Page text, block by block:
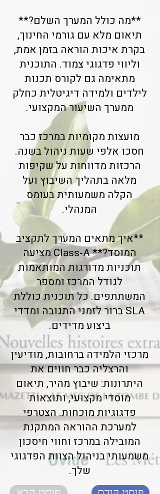
**מה כולל המערך השלם?**
תיאום מלא עם גורמי החינוך,
בקרת איכות הוראה בזמן אמת,
וליווי פדגוגי צמוד. התוכנית
מתאימה גם לקורס תכנות
לילדים ולמידה דיגיטלית כחלק
ממערך השיעור המקצועי.
מועצות מקומיות במרכז כבר
חסכו אלפי שעות ניהול בשנה.
הרכזות מדווחות על שקיפות
מלאה בתהליך השיבוץ ועל
הקלה משמעותית בעומס
המנהלי.
**איך מתאים המערך לתקציב
המוסד?** Class-A מציעה
תוכניות מדורגות המותאמות
לגודל המרכז ומספר
המשתתפים. כל תוכנית כוללת
SLA ברור לזמני התגובה ומדדי
ביצוע מדידים.
מרכזי הלמידה ברחובות, מודיעין
והרצליה כבר חווים את
היתרונות: שיבוץ מהיר, תיאום
מוסדי מקצועי, ותוצאות
פדגוגיות מוכחות. הצטרפי
למערכת ההוראה המתקנת
המובילה במרכז וחווי חיסכון
משמעותי בניהול הצוות הפדגוגי
שלך.